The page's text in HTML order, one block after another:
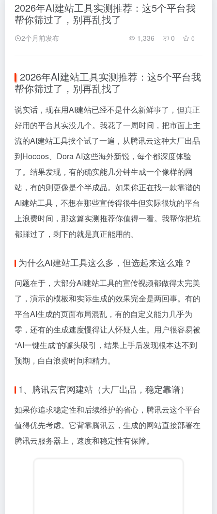
2026年AI建站工具实测推荐：这5个平台我
帮你筛过了，别再乱找了
2个月前发布 1,336 0 0
2026年AI建站工具实测推荐：这5个平台我
帮你筛过了，别再乱找了
说实话，现在用AI建站已经不是什么新鲜事了，但真正
好用的平台其实没几个。我花了一周时间，把市面上主
流的AI建站工具挨个试了一遍，从腾讯云这种大厂出品
到Hocoos、Dora AI这些海外新锐，每个都深度体验
了。结果发现，有的确实能几分钟生成一个像样的网
站，有的则更像是个半成品。如果你正在找一款靠谱的
AI建站工具，不想在那些宣传得很牛但实际很坑的平台
上浪费时间，那这篇实测推荐你值得一看。我帮你把坑
都踩过了，剩下的就是真正能用的。
为什么AI建站工具这么多，但选起来这么难？
问题在于，大部分AI建站工具的宣传视频都做得太完美
了，演示的模板和实际生成的效果完全是两回事。有的
平台AI生成的页面布局混乱，有的自定义能力几乎为
零，还有的生成速度慢得让人怀疑人生。用户很容易被
“AI一键生成”的噱头吸引，结果上手后发现根本达不到
预期，白白浪费时间和精力。
1、腾讯云官网建站（大厂出品，稳定靠谱）
如果你追求稳定性和后续维护的省心，腾讯云这个平台
值得优先考虑。它背靠腾讯云，生成的网站直接部署在
腾讯云服务器上，速度和稳定性有保障。